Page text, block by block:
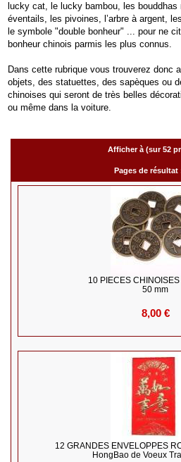
lucky cat, le lucky bambou, les
éventails, les pivoines, l’arbre à argent,
le symbole "double bonheur" ... pour ne
bonheur chinois parmis les plus connus.
Dans cette rubrique vous trouverez donc
objets, des statuettes, des sapèques ou
chinoises qui seront de très belles
ou même dans la voiture.
Afficher à (sur 52
Pages de résultat
10 PIECES
50 mm
8,00 €
12 GRANDES ENVELOPPES
HongBao de Voeux